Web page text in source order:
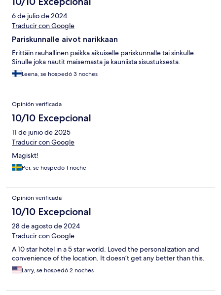
6 de julio de 2024
Traducir con Google
Pariskunnalle aivot narikkaan
Erittäin rauhallinen paikka aikuiselle pariskunnalle tai sinkulle.
Sinulle joka nautit maisemasta ja kauniista sisustuksesta.
Leena, se hospedó 3 noches
Opinión verificada
10/10 Excepcional
11 de junio de 2025
Traducir con Google
Magiskt!
Per, se hospedó 1 noche
Opinión verificada
10/10 Excepcional
28 de agosto de 2024
Traducir con Google
A 10 star hotel in a 5 star world. Loved the personalization and
convenience of the location. It doesn’t get any better than this.
Larry, se hospedó 2 noches